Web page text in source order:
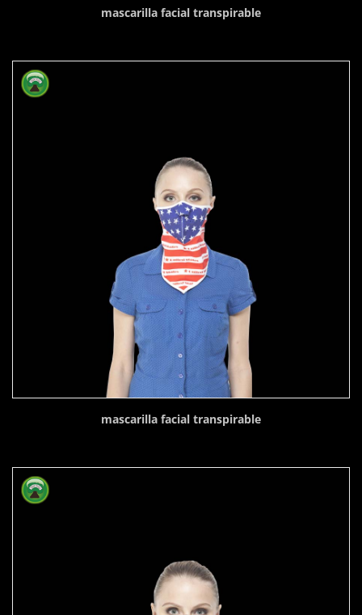
mascarilla facial transpirable
mascarilla facial transpirable